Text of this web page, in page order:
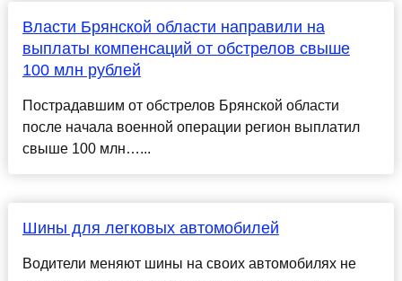
Власти Брянской области направили на
выплаты компенсаций от обстрелов свыше
100 млн рублей
Пострадавшим от обстрелов Брянской области
после начала военной операции регион выплатил
свыше 100 млн…...
Шины для легковых автомобилей
Водители меняют шины на своих автомобилях не